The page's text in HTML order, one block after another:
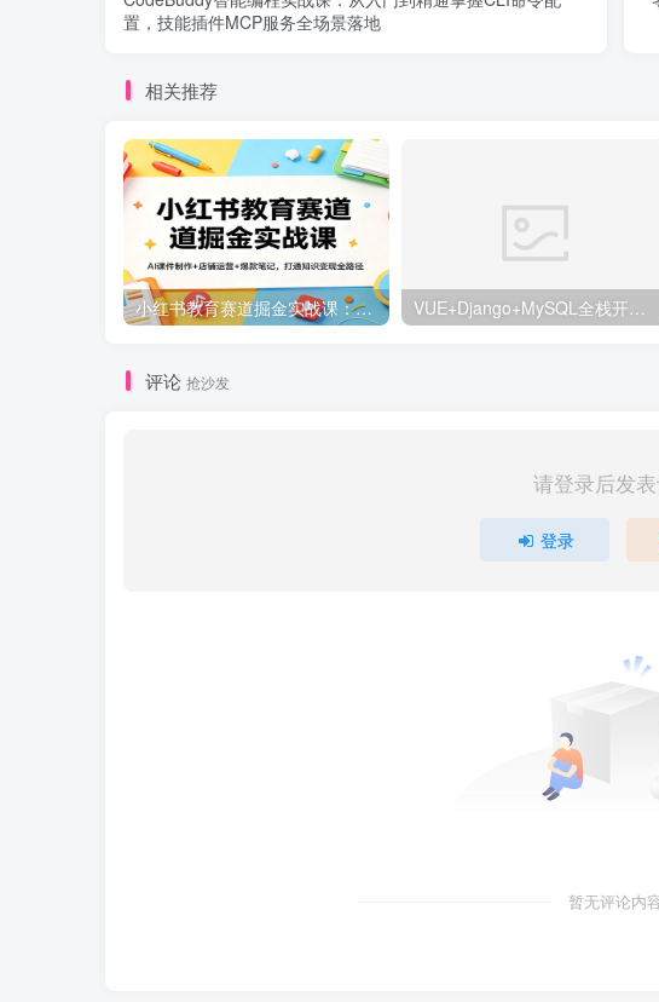
置，技能插件MCP服务全场景落地
相关推荐
小红书教育赛道掘金实战课：AI课件制作+店铺运营+爆款笔记，打通知识变现全路径 VUE+Django+MySQL全栈开发课：大型网站实战、AI编程、前后端分离从零搭建上线
评论 抢沙发
请登录后发
登录
暂无评论内